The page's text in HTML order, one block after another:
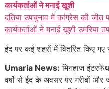
कार्यकर्ताओं ने मनाई खुशी
दतिया उपचुनाव में कांग्रेस की जीत
कार्यकर्ताओं ने मनाई खुशी उमरिया
ईद पर कई शहरों में वितरित किए
Umaria News: मिनहाज
वर्षों से ईद के अवसर पर गरीबों और